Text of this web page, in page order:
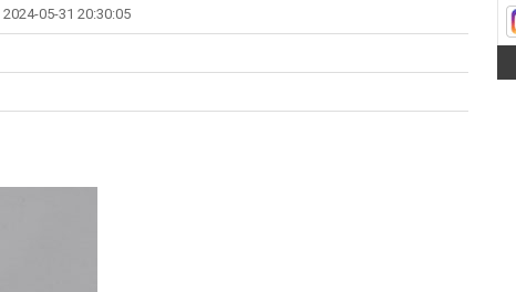
2024-05-31 20:30:05